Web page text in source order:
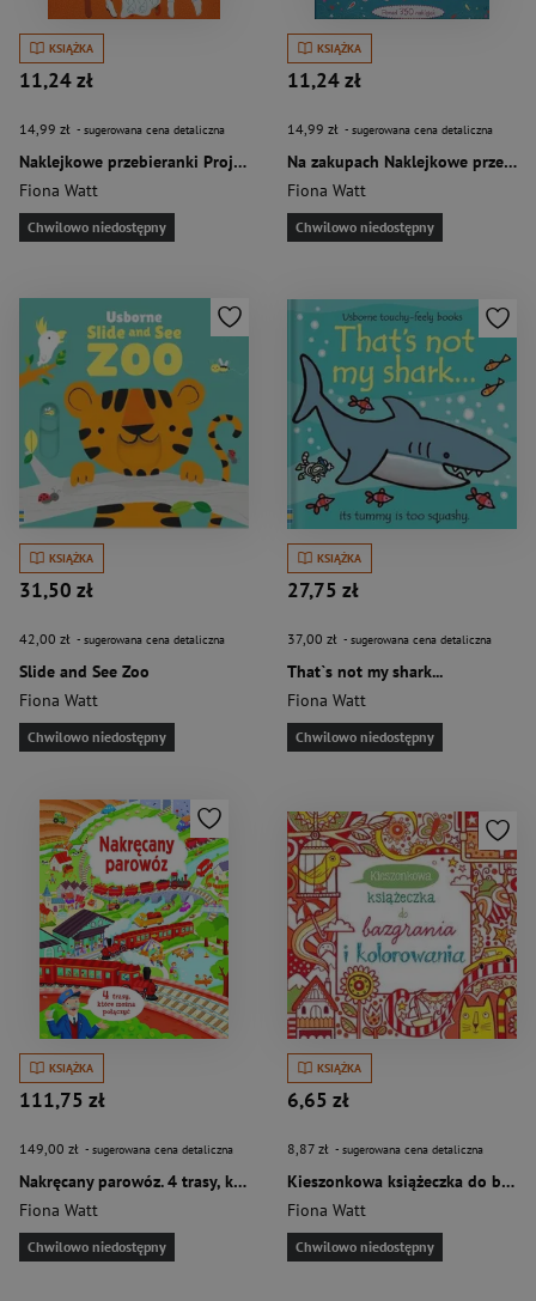
KSIĄŻKA
11,24 zł
14,99 zł - sugerowana cena detaliczna
Naklejkowe przebieranki Projektantka mody Kolekcja jesienna
Fiona Watt
Chwilowo niedostępny
KSIĄŻKA
11,24 zł
14,99 zł - sugerowana cena detaliczna
Na zakupach Naklejkowe przebieranki
Fiona Watt
Chwilowo niedostępny
KSIĄŻKA
31,50 zł
42,00 zł - sugerowana cena detaliczna
Slide and See Zoo
Fiona Watt
Chwilowo niedostępny
KSIĄŻKA
27,75 zł
37,00 zł - sugerowana cena detaliczna
That`s not my shark...
Fiona Watt
Chwilowo niedostępny
KSIĄŻKA
111,75 zł
149,00 zł - sugerowana cena detaliczna
Nakręcany parowóz. 4 trasy, które można połączyć
Fiona Watt
Chwilowo niedostępny
KSIĄŻKA
6,65 zł
8,87 zł - sugerowana cena detaliczna
Kieszonkowa książeczka do bazgrania i kolorowania
Fiona Watt
Chwilowo niedostępny